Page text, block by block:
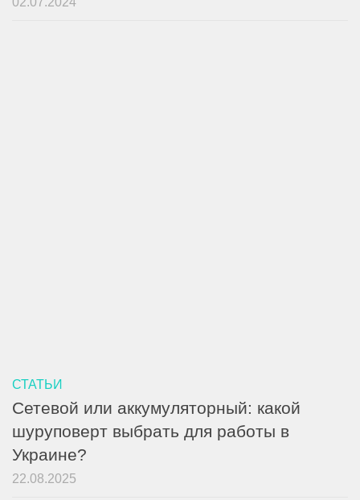
СТАТЬИ
Сетевой или аккумуляторный: какой
шуруповерт выбрать для работы в
Украине?
22.08.2025